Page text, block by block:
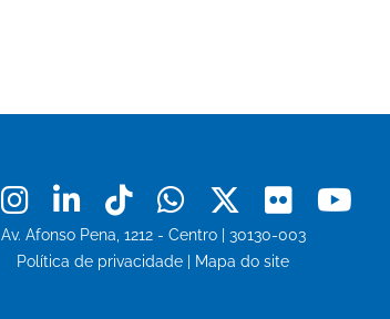
Facebook
Instagram
LinkedinTiktokWhatsapp
X Flickr
Av. Afonso Pena, 1212 - Centro | 30130-003
Política de privacidade
Mapa do site